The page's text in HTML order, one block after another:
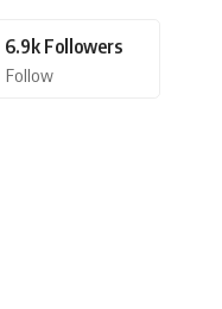
6.9k Followers
Follow